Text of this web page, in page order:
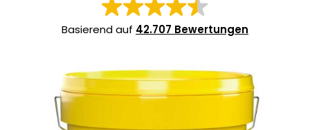
Basierend auf 42.707 Bewertungen